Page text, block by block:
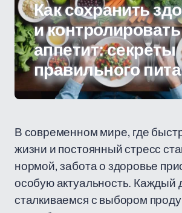
Как сохранить
и контролировать
аппетит: секреты
правильного
В современном мире, где
жизни и постоянный стресс
нормой, забота о здоровье
особую актуальность. Каждый
сталкиваемся с выбором